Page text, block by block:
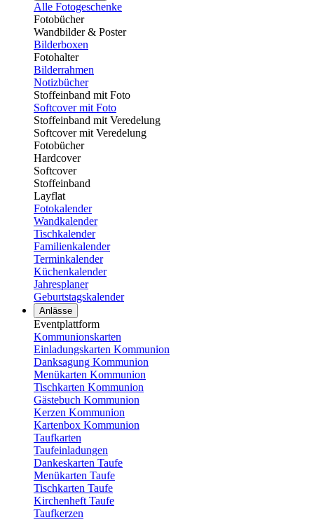
Alle Fotogeschenke
Fotobücher
Wandbilder & Poster
Bilderboxen
Fotohalter
Bilderrahmen
Notizbücher
Stoffeinband mit Foto
Softcover mit Foto
Stoffeinband mit Veredelung
Softcover mit Veredelung
Fotobücher
Hardcover
Softcover
Stoffeinband
Layflat
Fotokalender
Wandkalender
Tischkalender
Familienkalender
Terminkalender
Küchenkalender
Jahresplaner
Geburtstagskalender
Anlässe
Eventplattform
Kommunionskarten
Einladungskarten Kommunion
Danksagung Kommunion
Menükarten Kommunion
Tischkarten Kommunion
Gästebuch Kommunion
Kerzen Kommunion
Kartenbox Kommunion
Taufkarten
Taufeinladungen
Dankeskarten Taufe
Menükarten Taufe
Tischkarten Taufe
Kirchenheft Taufe
Taufkerzen